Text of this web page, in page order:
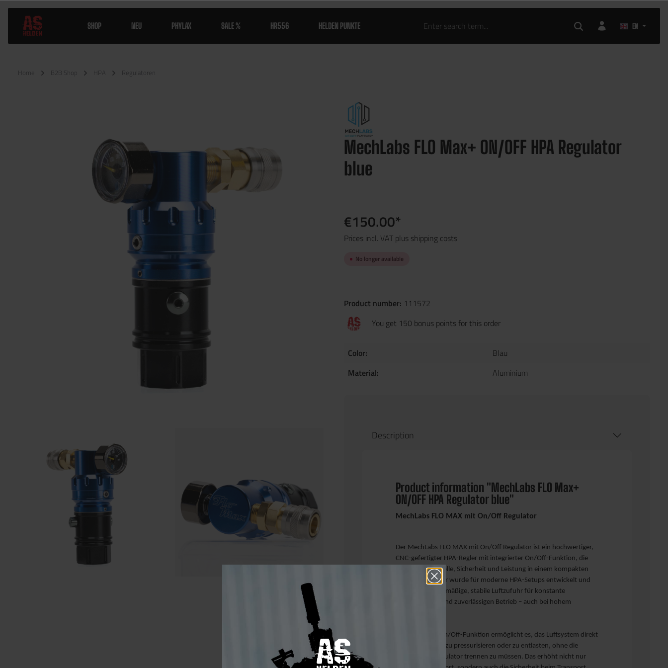
SHOP NEU PHYLAX SALE % HR556 HELDEN PUNKTE EN
Home B2B Shop HPA Regulatoren
MechLabs FLO Max+ ON/OFF HPA Regulator
blue
€150.00*
Prices incl. VAT plus shipping costs
No longer available
Product number: 111572
You get 150 bonus points for this order
Color:
Blau
Material:
Aluminium
Description
Product information "MechLabs FLO Max+
ON/OFF HPA Regulator blue"
MechLabs FLO MAX mit On/Off Regulator
Der MechLabs FLO MAX mit On/Off Regulator ist ein hochwertiger,
CNC-gefertigter HPA-Regler mit integrierter On/Off-Funktion, die
maximale Kontrolle, Sicherheit und Leistung in einem kompakten
Bauteil vereint. Er wurde für moderne HPA-Setups entwickelt und
liefert eine gleichmäßige, stabile Luftzufuhr für konstante
Schussleistung und zuverlässigen Betrieb – auch bei hohem
Die integrierte On/Off-Funktion ermöglicht es, das Luftsystem direkt
am Regler sicher zu pressurisieren oder zu entlasten, ohne die
Flasche vom Regulator trennen zu müssen. Das erhöht nicht nur